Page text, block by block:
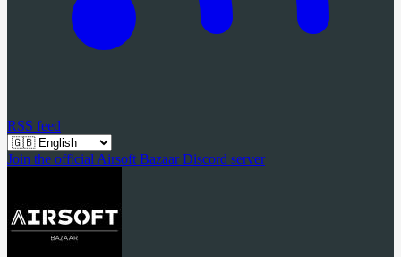
RSS feed
Join the official Airsoft Bazaar Discord server